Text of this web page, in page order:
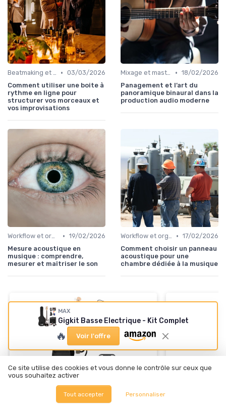
Beatmaking et composition • 03/03/2026
Comment utiliser une boite à
rythme en ligne pour
structurer vos morceaux et
vos improvisations
Mixage et mastering • 18/02/2026
Panagement et l’art du
panoramique binaural dans la
production audio moderne
Workflow et organisation studio • 19/02/2026
Mesure acoustique en
musique : comprendre,
mesurer et maîtriser le son
Workflow et organisation studio • 17/02/2026
Comment choisir un panneau
acoustique pour une
chambre dédiée à la musique
⭐ TRÈS BIEN NOTÉ 🔥 POPULAIRE
MAX
Gigkit Basse Electrique - Kit Complet
🔥 Voir l'offre
Ce site utilise des cookies et vous donne le contrôle sur ceux que
vous souhaitez activer
Tout accepter Personnaliser